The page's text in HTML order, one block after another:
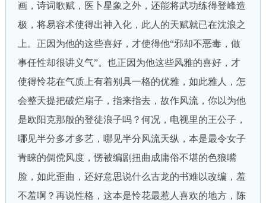
画，诗词歌赋，医卜星象之外，还能将武功练得登峰造
极，将易容术使得出神入化，此人的天赋就已在沈浪之
上。正因为他的这些喜好，才使得他“邪却不恶毒，做
事任性却很讲义气”。也正因为他这些风雅的喜好，才
使得怜花在气质上有着别具一格的优雅，如此雅人，怎
会整天提把破烂扇子，指来指去，故作风流，你以为他
是欧阳克那般的登徒浪子吗？何况，电视里的王公子，
哪见半分多才多艺，哪见半分风流天纵，本是最令女子
青睐的倜傥风度，愣被编剧扭曲成庸俗不堪的色狼嘴
脸，如此歪曲，还好意思说什么古龙的书难以改编，羞
不羞啊？再说性格，这本是怜花最惹人喜欢的地方，陈